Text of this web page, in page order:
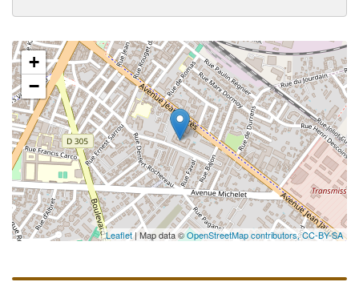
+
−
Leaflet| Map data ©OpenStreetMap contributors,CC-BY-SA